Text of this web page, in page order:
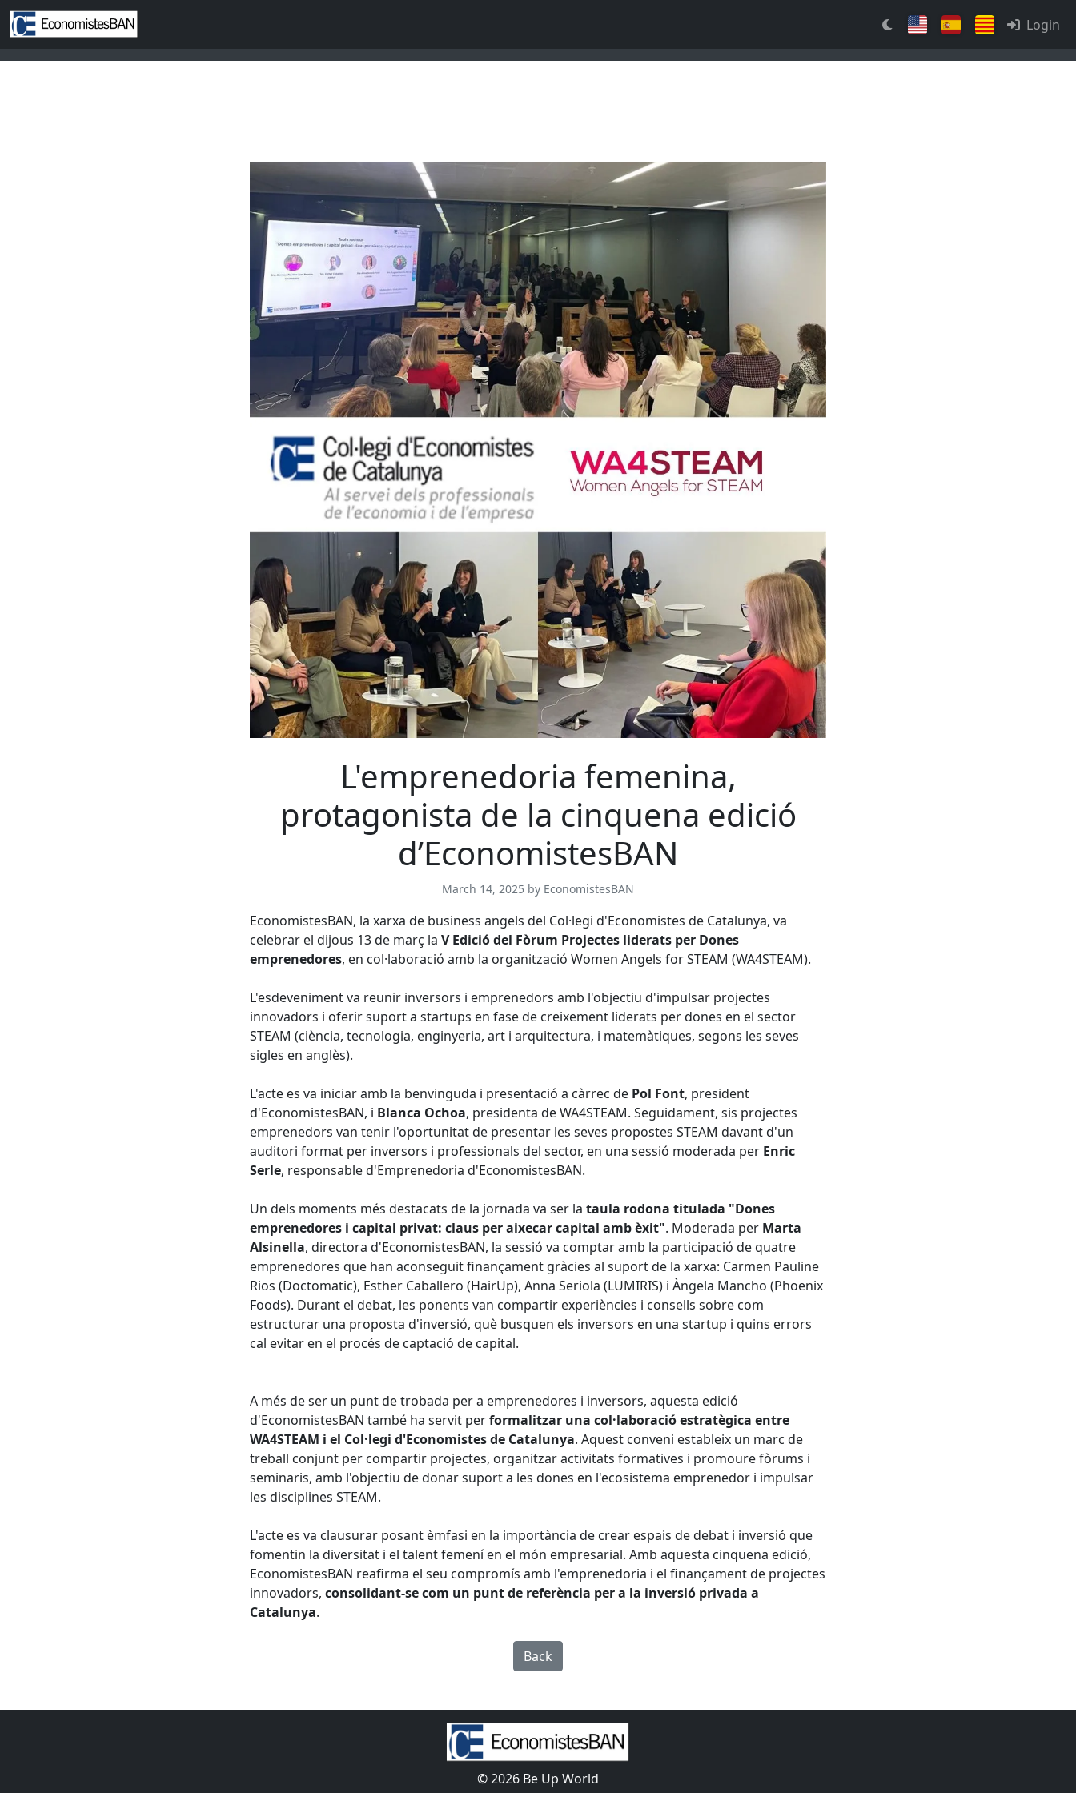
Login
L'emprenedoria femenina,
protagonista de la cinquena edició
d’EconomistesBAN
March 14, 2025 by EconomistesBAN
EconomistesBAN, la xarxa de business angels del Col·legi d'Economistes de Catalunya, va
celebrar el dijous 13 de març la V Edició del Fòrum Projectes liderats per Dones
emprenedores, en col·laboració amb la organització Women Angels for STEAM (WA4STEAM).
L'esdeveniment va reunir inversors i emprenedors amb l'objectiu d'impulsar projectes
innovadors i oferir suport a startups en fase de creixement liderats per dones en el sector
STEAM (ciència, tecnologia, enginyeria, art i arquitectura, i matemàtiques, segons les seves
sigles en anglès).
L'acte es va iniciar amb la benvinguda i presentació a càrrec de Pol Font, president
d'EconomistesBAN, i Blanca Ochoa, presidenta de WA4STEAM. Seguidament, sis projectes
emprenedors van tenir l'oportunitat de presentar les seves propostes STEAM davant d'un
auditori format per inversors i professionals del sector, en una sessió moderada per Enric
Serle, responsable d'Emprenedoria d'EconomistesBAN.
Un dels moments més destacats de la jornada va ser la taula rodona titulada "Dones
emprenedores i capital privat: claus per aixecar capital amb èxit". Moderada per Marta
Alsinella, directora d'EconomistesBAN, la sessió va comptar amb la participació de quatre
emprenedores que han aconseguit finançament gràcies al suport de la xarxa: Carmen Pauline
Rios (Doctomatic), Esther Caballero (HairUp), Anna Seriola (LUMIRIS) i Àngela Mancho (Phoenix
Foods). Durant el debat, les ponents van compartir experiències i consells sobre com
estructurar una proposta d'inversió, què busquen els inversors en una startup i quins errors
cal evitar en el procés de captació de capital.
A més de ser un punt de trobada per a emprenedores i inversors, aquesta edició
d'EconomistesBAN també ha servit performalitzar una col·laboració estratègica entre
WA4STEAM i el Col·legi d'Economistes de Catalunya. Aquest conveni estableix un marc de
treball conjunt per compartir projectes, organitzar activitats formatives i promoure fòrums i
seminaris, amb l'objectiu de donar suport a les dones en l'ecosistema emprenedor i impulsar
les disciplines STEAM.
L'acte es va clausurar posant èmfasi en la importància de crear espais de debat i inversió que
fomentin la diversitat i el talent femení en el món empresarial. Amb aquesta cinquena edició,
EconomistesBAN reafirma el seu compromís amb l'emprenedoria i el finançament de projectes
innovadors, consolidant-se com un punt de referència per a la inversió privada a
Catalunya.
Back
© 2026 Be Up World